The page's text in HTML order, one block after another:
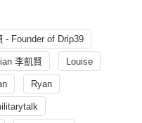
- Founder of Drip39
李凱賢 Louise
Ryan